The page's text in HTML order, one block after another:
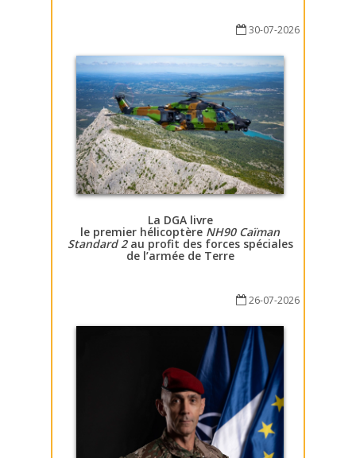
30-07-2026
La DGA livre
le premier hélicoptère NH90 Caïman
Standard 2au profit des forces spéciales
de l’armée de Terre
26-07-2026